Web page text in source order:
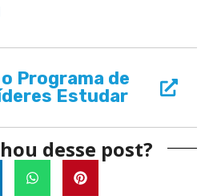
Programa de
Estudar
desse post?